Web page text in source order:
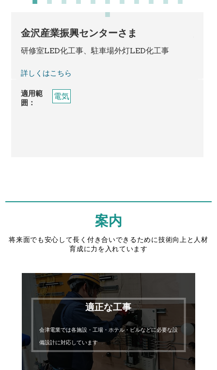
ト等
金沢産業振興センターさま
研修室LED化工事、駐車場外灯LED化工事
詳しくはこちら
適用範
囲：
電気
案内
将来面でも安心して長く付き合いできるために技術向上と人材
育成に力を入れています
適正な工事
会津電業では各施設・工場・ホテル・ビルなどに必要な設
備設計に対応しています